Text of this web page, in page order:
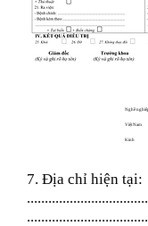
Nghề
Việt Nam
Kinh
7. Địa chỉ hiện tại: